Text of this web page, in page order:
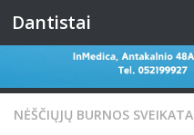
Skip to content
Dantistai
NĖŠČIŲJŲ BURNOS SVEIKATA